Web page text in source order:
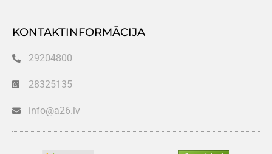
KONTAKTINFORMĀCIJA
29204800
28325135
info@a26.lv